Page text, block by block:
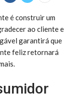
é construir um
ao cliente e
garantirá que
feliz retornará